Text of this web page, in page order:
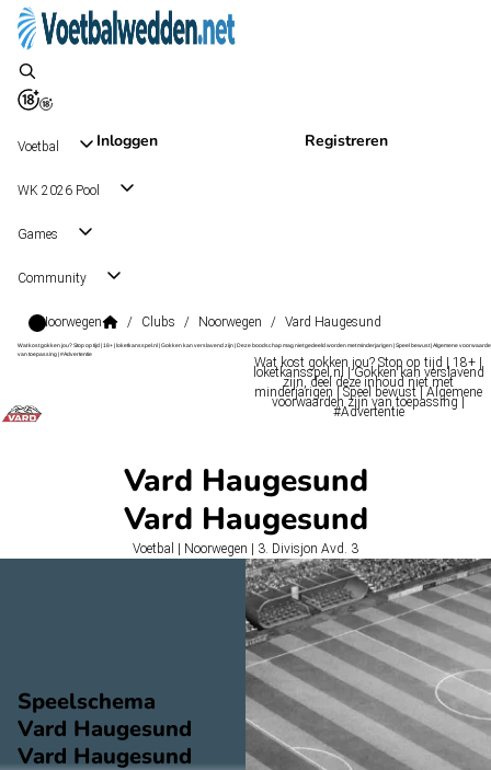
Inloggen Registreren
Voetbal
WK 2026 Pool
Games
Community
Noorwegen / Clubs / Noorwegen / Vard Haugesund
Wat kost gokken jou? Stop op tijd | 18+ | loketkansspel.nl | Gokken kan verslavend zijn | Deze boodschap mag niet gedeeld worden met minderjarigen | Speel bewust | Algemene
van toepassing | #Advertentie
Wat kost gokken jou? Stop op tijd | 18+ |
loketkansspel.nl | Gokken kan verslavend
zijn, deel deze inhoud niet met
minderjarigen | Speel bewust | Algemene
voorwaarden zijn van toepassing |
#Advertentie
Vard Haugesund
Vard Haugesund
Voetbal | Noorwegen | 3. Divisjon Avd. 3
Speelschema
Vard Haugesund
Vard Haugesund